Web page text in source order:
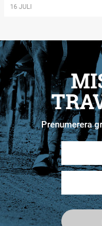
16 JULI
Prenumerera